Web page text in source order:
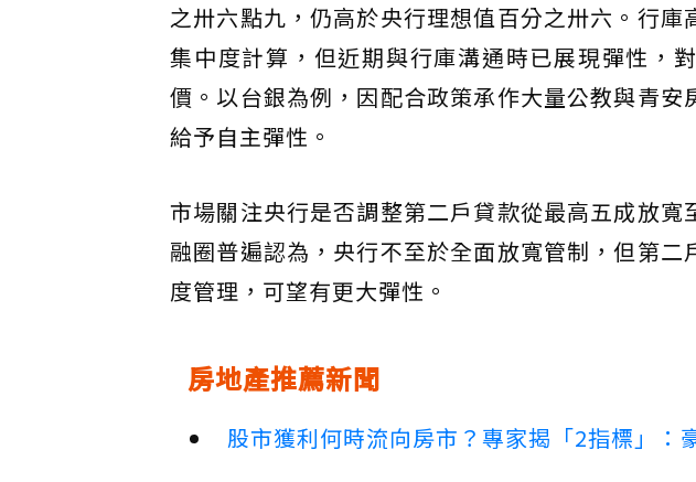
之卅六點九，仍高於央行理想值百分之卅六。行
集中度計算，但近期與行庫溝通時已展現彈性，
價。以台銀為例，因配合政策承作大量公教與青
給予自主彈性。
市場關注央行是否調整第二戶貸款從最高五成放
融圈普遍認為，央行不至於全面放寬管制，但第
度管理，可望有更大彈性。
房地產推薦新聞
股市獲利何時流向房市？專家揭「2指標」：